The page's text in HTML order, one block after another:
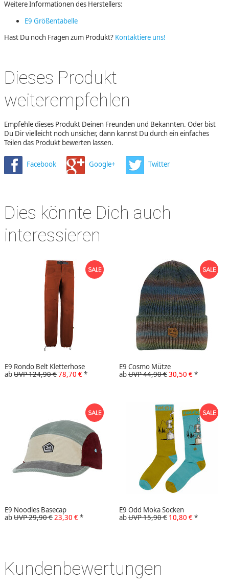
Weitere Informationen des Herstellers:
E9 Größentabelle
Hast Du noch Fragen zum Produkt? Kontaktiere uns!
Dieses Produkt
weiterempfehlen
Empfehle dieses Produkt Deinen Freunden und Bekannten. Oder bist
Du Dir vielleicht noch unsicher, dann kannst Du durch ein einfaches
Teilen das Produkt bewerten lassen.
Facebook Google+ Twitter
Dies könnte Dich auch
interessieren
E9 Rondo Belt Kletterhose
abUVP 124,90 €78,70 €*
E9 Cosmo Mütze
abUVP 44,90 €30,50 €*
E9 Noodles Basecap
abUVP 29,90 €23,30 €*
E9 Odd Moka Socken
abUVP 15,90 € 10,80 €*
Kundenbewertungen